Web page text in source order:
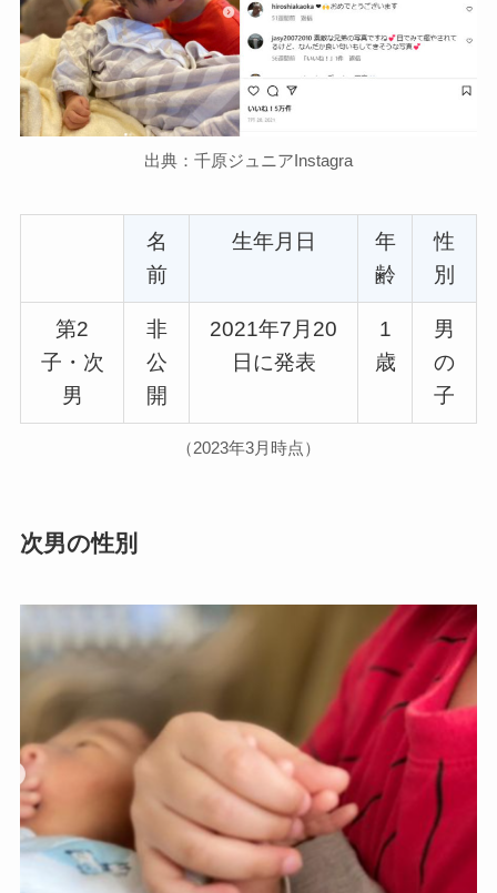
出典：千原ジュニアInstagra
名
前
生年月日
年
齢
性
別
第2
子・次
男
非
公
開
2021年7月20
日に発表
1
歳
男
の
子
（2023年3月時点）
次男の性別